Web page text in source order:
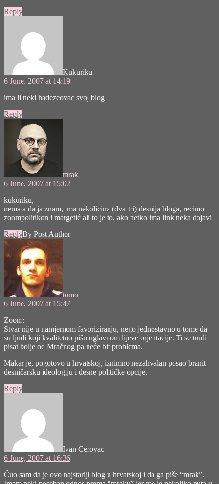
Reply
Kukuriku
6 June, 2007 at 14:19
ima li neki hadezeovac svoj blog
Reply
mrak
6 June, 2007 at 15:02
kukuriku,
nema a da ja znam, ima nekolicina (dva-tri) desnija bloga, recimo
zoompolitikon i margetić ali to je to, ako netko ima link neka dojavi
ReplyBy Post Author
tomo
6 June, 2007 at 15:47
Zoom:
Stvar nije u namjernom favoriziranju, nego jednostavno u tome da
su ljudi koji kvalitetno pišu uglavnom lijeve orjentacije. Ti se trudi
pisat bolje od Mračnog pa neće bit problema.
Makar je, pogotovo u hrvatskoj, iznimno nezahvalan posao branit
desničarsku ideologiju i desne političke opcije.
Reply
Ivan Cerovac
6 June, 2007 at 16:36
Čuo sam da je ovo najstariji blog u hrvatskoj i da ga piše “mrak”.